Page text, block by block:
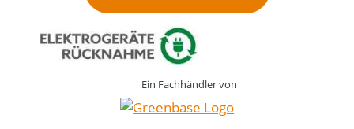
Ein Fachhändler von